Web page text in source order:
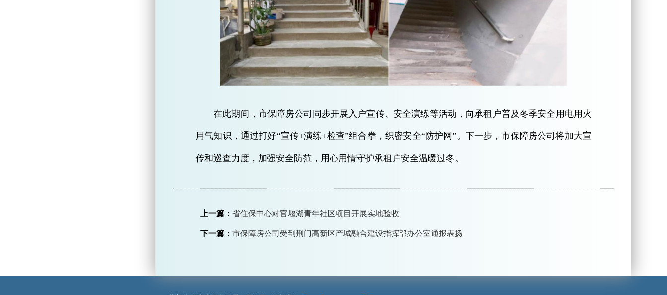
在此期间，市保障房公司同步开展入户宣传、安全演练等活动，向承租户普及冬季安全用电用火
用气知识，通过打好“宣传+演练+检查”组合拳，织密安全“防护网”。下一步，市保障房公司将加大宣
传和巡查力度，加强安全防范，用心用情守护承租户安全温暖过冬。
上一篇： 省住保中心对官堰湖青年社区项目开展实地验收
下一篇： 市保障房公司受到荆门高新区产城融合建设指挥部办公室通报表扬